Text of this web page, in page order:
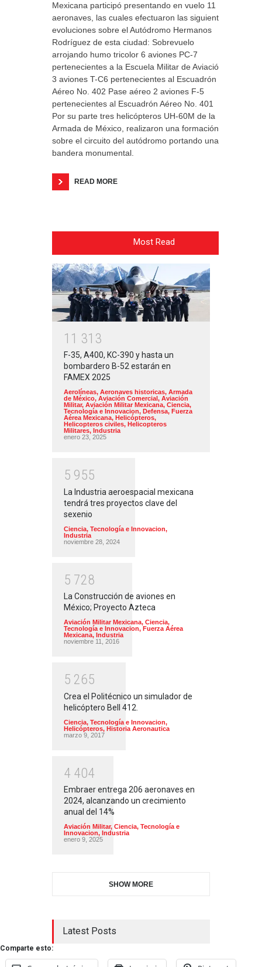
Mexicana participó presentando en vuelo 11
aeronaves, las cuales efectuaron las siguientes
evoluciones sobre el Autódromo Hermanos
Rodríguez de esta ciudad: Sobrevuelo
arrojando humo tricolor 6 aviones PC-7
pertenecientes a la Escuela Militar de Aviación.
3 aviones T-C6 pertenecientes al Escuadrón
Aéreo No. 402 Pase aéreo 2 aviones F-5
pertenecientes al Escuadrón Aéreo No. 401
Por su parte tres helicópteros UH-60M de la
Armada de México, realizaron una formación
sobre el circuito del autódromo portando una
bandera monumental.
READ MORE
Most Read
1 1 31 3
F-35, A400, KC-390 y hasta un
bombardero B-52 estarán en
FAMEX 2025
Aerolíneas, Aeronaves historicas, Armada
de México, Aviación Comercial, Aviación
Militar, Aviación Militar Mexicana, Ciencia,
Tecnología e Innovacion, Defensa, Fuerza
Aérea Mexicana, Helicópteros,
Helicopteros civiles, Helicopteros
Militares, Industria
enero 23, 2025
5 955
La Industria aeroespacial mexicana
tendrá tres proyectos clave del
sexenio
Ciencia, Tecnología e Innovacion,
Industria
noviembre 28, 2024
5 728
La Construcción de aviones en
México; Proyecto Azteca
Aviación Militar Mexicana, Ciencia,
Tecnología e Innovacion, Fuerza Aérea
Mexicana, Industria
noviembre 11, 2016
5 265
Crea el Politécnico un simulador de
helicóptero Bell 412.
Ciencia, Tecnología e Innovacion,
Helicópteros, Historia Aeronautica
marzo 9, 2017
4 404
Embraer entrega 206 aeronaves en
2024, alcanzando un crecimiento
anual del 14%
Aviación Militar, Ciencia, Tecnología e
Innovacion, Industria
enero 9, 2025
SHOW MORE
Latest Posts
Comparte esto: